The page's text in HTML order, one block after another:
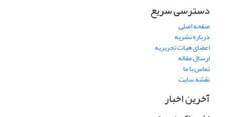
دسترسی سریع
صفحه اصلی
درباره نشریه
اعضای هیات تحریریه
ارسال مقاله
تماس با ما
نقشه سایت
آخرین اخبار